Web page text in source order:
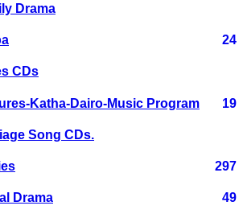
Drama
24
CDs
Katha-Dairo-Music Program 19
Song CDs.
297
Drama 49